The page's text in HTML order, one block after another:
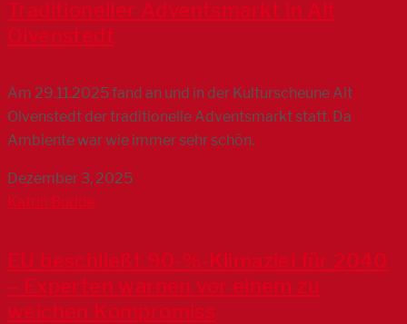
Traditioneller Adventsmarkt in Alt
Olvenstedt
Am 29.11.2025 fand an und in der Kulturscheune Alt
Olvenstedt der traditionelle Adventsmarkt statt. Da
Ambiente war wie immer sehr schön.
Dezember 3, 2025
Katrin Budde
EU beschließt 90-%-Klimaziel für 2040
– Experten warnen vor einem zu
weichen Kompromiss